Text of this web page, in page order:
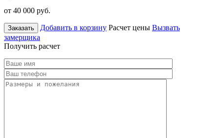
от 40 000 руб.
Заказать Добавить в корзину Расчет цены Вызвать
замерщика
Получить расчет